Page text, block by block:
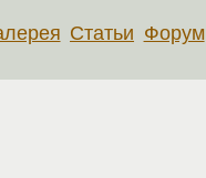
Статьи Форум